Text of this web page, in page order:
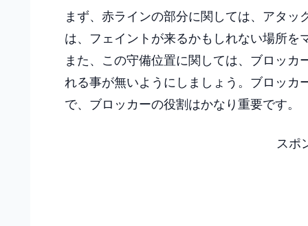
まず、赤ラインの部分に関しては、アタ
は、フェイントが来るかもしれない場所を
また、この守備位置に関しては、ブロッ
れる事が無いようにしましょう。ブロッカ
で、ブロッカーの役割はかなり重要です。
スポ